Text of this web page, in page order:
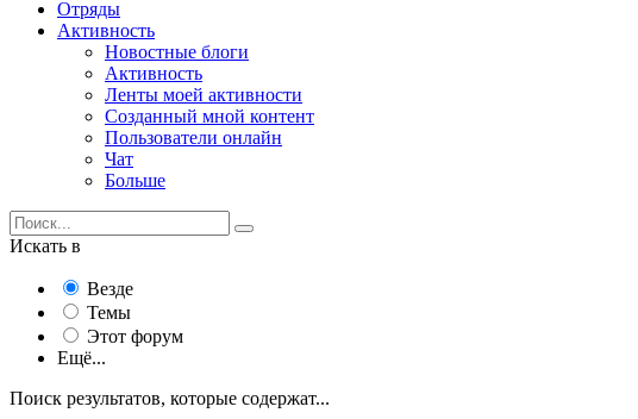
Отряды
Активность
Новостные блоги
Активность
Ленты моей активности
Созданный мной контент
Пользователи онлайн
Чат
Больше
Искать в
Везде
Темы
Этот форум
Ещё...
Поиск результатов, которые содержат...